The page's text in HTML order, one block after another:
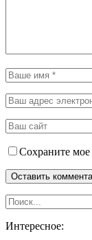
Сохраните мое
Интересное: